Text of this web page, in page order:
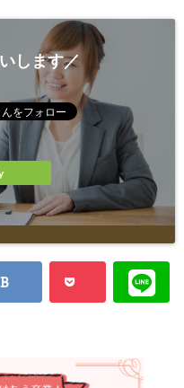
します／